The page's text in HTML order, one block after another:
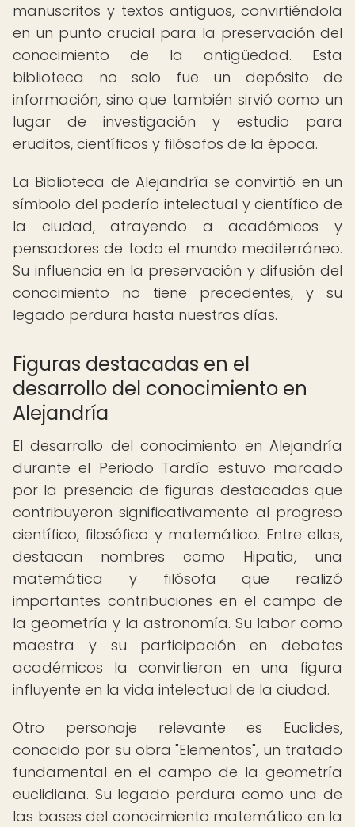
manuscritos y textos antiguos, convirtiéndola
en un punto crucial para la preservación del
conocimiento de la antigüedad. Esta
biblioteca no solo fue un depósito de
información, sino que también sirvió como un
lugar de investigación y estudio para
eruditos, científicos y filósofos de la época.
La Biblioteca de Alejandría se convirtió en un
símbolo del poderío intelectual y científico de
la ciudad, atrayendo a académicos y
pensadores de todo el mundo mediterráneo.
Su influencia en la preservación y difusión del
conocimiento no tiene precedentes, y su
legado perdura hasta nuestros días.
Figuras destacadas en el
desarrollo del conocimiento en
Alejandría
El desarrollo del conocimiento en Alejandría
durante el Periodo Tardío estuvo marcado
por la presencia de figuras destacadas que
contribuyeron significativamente al progreso
científico, filosófico y matemático. Entre ellas,
destacan nombres como Hipatia, una
matemática y filósofa que realizó
importantes contribuciones en el campo de
la geometría y la astronomía. Su labor como
maestra y su participación en debates
académicos la convirtieron en una figura
influyente en la vida intelectual de la ciudad.
Otro personaje relevante es Euclides,
conocido por su obra "Elementos", un tratado
fundamental en el campo de la geometría
euclidiana. Su legado perdura como una de
las bases del conocimiento matemático en la